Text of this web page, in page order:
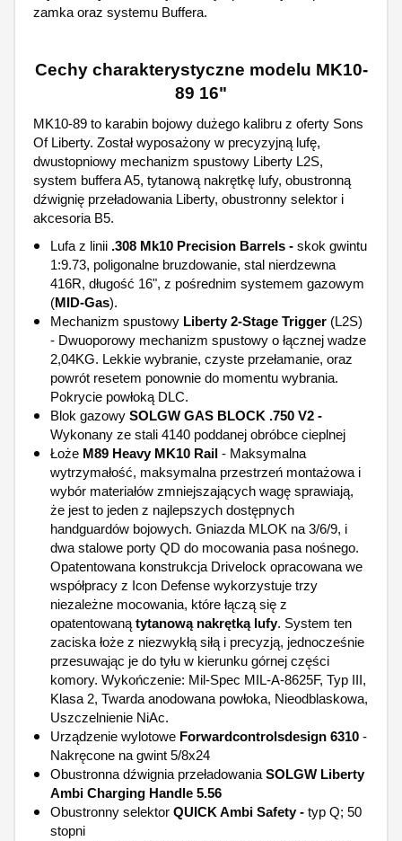
zamka oraz systemu Buffera.
Cechy charakterystyczne modelu MK10-
89 16"
MK10-89 to karabin bojowy dużego kalibru z oferty Sons
Of Liberty. Został wyposażony w precyzyjną lufę,
dwustopniowy mechanizm spustowy Liberty L2S,
system buffera A5, tytanową nakrętkę lufy, obustronną
dźwignię przeładowania Liberty, obustronny selektor i
akcesoria B5.
Lufa z linii .308 Mk10 Precision Barrels - skok gwintu
1:9.73, poligonalne bruzdowanie, stal nierdzewna
416R, długość 16", z pośrednim systemem gazowym
(MID-Gas).
Mechanizm spustowy Liberty 2-Stage Trigger (L2S)
- Dwuoporowy mechanizm spustowy o łącznej wadze
2,04KG. Lekkie wybranie, czyste przełamanie, oraz
powrót resetem ponownie do momentu wybrania.
Pokrycie powłoką DLC.
Blok gazowy SOLGW GAS BLOCK .750 V2 -
Wykonany ze stali 4140 poddanej obróbce cieplnej
Łoże M89 Heavy MK10 Rail - Maksymalna
wytrzymałość, maksymalna przestrzeń montażowa i
wybór materiałów zmniejszających wagę sprawiają,
że jest to jeden z najlepszych dostępnych
handguardów bojowych. Gniazda MLOK na 3/6/9, i
dwa stalowe porty QD do mocowania pasa nośnego.
Opatentowana konstrukcja Drivelock opracowana we
współpracy z Icon Defense wykorzystuje trzy
niezależne mocowania, które łączą się z
opatentowanątytanową nakrętką lufy. System ten
zaciska łoże z niezwykłą siłą i precyzją, jednocześnie
przesuwając je do tyłu w kierunku górnej części
komory. Wykończenie: Mil-Spec MIL-A-8625F, Typ III,
Klasa 2, Twarda anodowana powłoka, Nieodblaskowa,
Uszczelnienie NiAc.
Urządzenie wylotowe Forwardcontrolsdesign 6310 -
Nakręcone na gwint 5/8x24
Obustronna dźwignia przeładowaniaSOLGW Liberty
Ambi Charging Handle 5.56
Obustronny selektor QUICK Ambi Safety - typ Q; 50
stopni